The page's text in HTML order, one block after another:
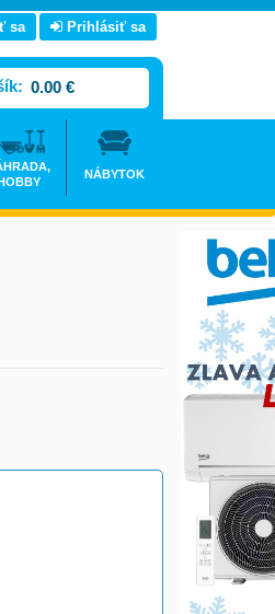
sa Prihlásiť sa
0.00 €
NÁBYTOK